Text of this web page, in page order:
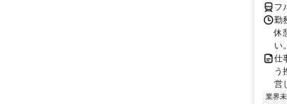
フ
勤
休
い。
仕
う
営
業界